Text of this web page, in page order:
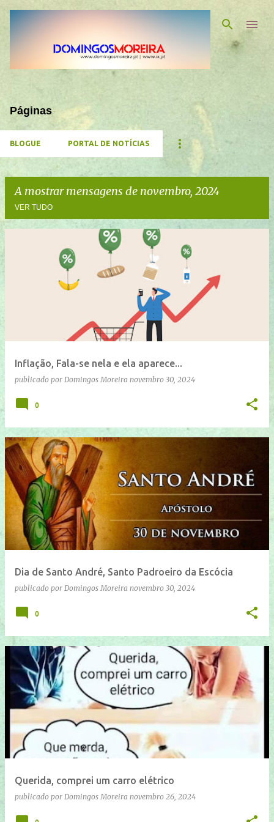
Avançar para o conteúdo principal
Páginas
BLOGUE PORTAL DE NOTÍCIAS
A mostrar mensagens de novembro, 2024
VER TUDO
M
e
a
Inflação, Fala-se nela e ela aparece...
publicado por Domingos Moreira novembro 30, 2024
0
Dia de Santo André, Santo Padroeiro da Escócia
publicado por Domingos Moreira novembro 30, 2024
0
Querida, comprei um carro elétrico
publicado por Domingos Moreira novembro 26, 2024